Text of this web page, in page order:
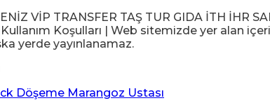
VİP TRANSFER TAŞ TUR GIDA İTH İHR
Koşulları | Web sitemizde yer alan
yerde yayınlanamaz.